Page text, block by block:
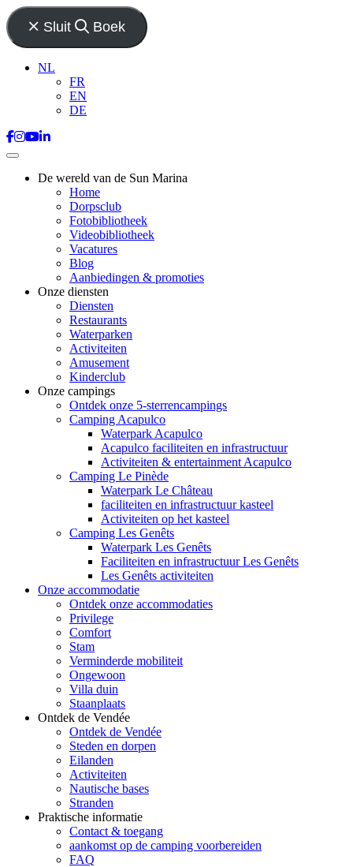
Sluit Boek
NL
FR
EN
DE
De wereld van de Sun Marina
Home
Dorpsclub
Fotobibliotheek
Videobibliotheek
Vacatures
Blog
Aanbiedingen & promoties
Onze diensten
Diensten
Restaurants
Waterparken
Activiteiten
Amusement
Kinderclub
Onze campings
Ontdek onze 5-sterrencampings
Camping Acapulco
Waterpark Acapulco
Acapulco faciliteiten en infrastructuur
Activiteiten & entertainment Acapulco
Camping Le Pinède
Waterpark Le Château
faciliteiten en infrastructuur kasteel
Activiteiten op het kasteel
Camping Les Genêts
Waterpark Les Genêts
Faciliteiten en infrastructuur Les Genêts
Les Genêts activiteiten
Onze accommodatie
Ontdek onze accommodaties
Privilege
Comfort
Stam
Verminderde mobiliteit
Ongewoon
Villa duin
Staanplaats
Ontdek de Vendée
Ontdek de Vendée
Steden en dorpen
Eilanden
Activiteiten
Nautische bases
Stranden
Praktische informatie
Contact & toegang
aankomst op de camping voorbereiden
FAQ